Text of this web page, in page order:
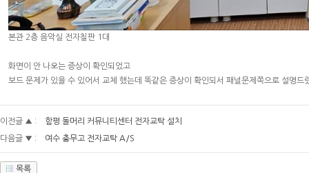
본관 2층 음악실 전자칠판 1대
화면이 안 나오는 증상이 확인되었고
보드 문제가 있을 수 있어서 교체 했는데 똑같은 증상이 확인되서 패널문제쪽으로 설명드
이전글 ▲ : 함평 돌머리 커뮤니티센터 전자교탁 설치
다음글 ▼ : 여수 충무고 전자교탁 A/S
목록